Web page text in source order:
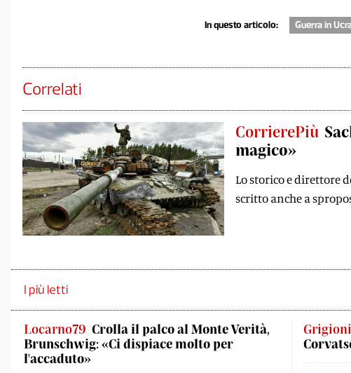
In questo articolo: Guerra in
Correlati
CorrierePiù
magico»
Lo storico e direttore
scritto anche a
I più letti
Locarno79 Crolla il palco al Monte Verità,
Brunschwig: «Ci dispiace molto per
l'accaduto»
Grigioni